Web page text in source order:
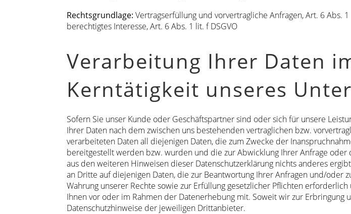
Rechtsgrundlage: Vertragserfüllung und vorvertragliche Anfragen, Art. 6 Abs.
berechtigtes Interesse, Art. 6 Abs. 1 lit. f DSGVO
Verarbeitung Ihrer Daten
Kerntätigkeit unseres
Sofern Sie unser Kunde oder Geschäftspartner sind oder sich für unsere
Ihrer Daten nach dem zwischen uns bestehenden vertraglichen bzw.
verarbeiteten Daten all diejenigen Daten, die zum Zwecke der
bereitgestellt werden bzw. wurden und die zur Abwicklung Ihrer Anfrage
aus den weiteren Hinweisen dieser Datenschutzerklärung nichts anderes
an Dritte auf diejenigen Daten, die zur Beantwortung Ihrer Anfragen und/oder
Wahrung unserer Rechte sowie zur Erfüllung gesetzlicher Pflichten
Ihnen vor oder im Rahmen der Datenerhebung mit. Soweit wir zur Erbringung
Datenschutzhinweise der jeweiligen Drittanbieter.